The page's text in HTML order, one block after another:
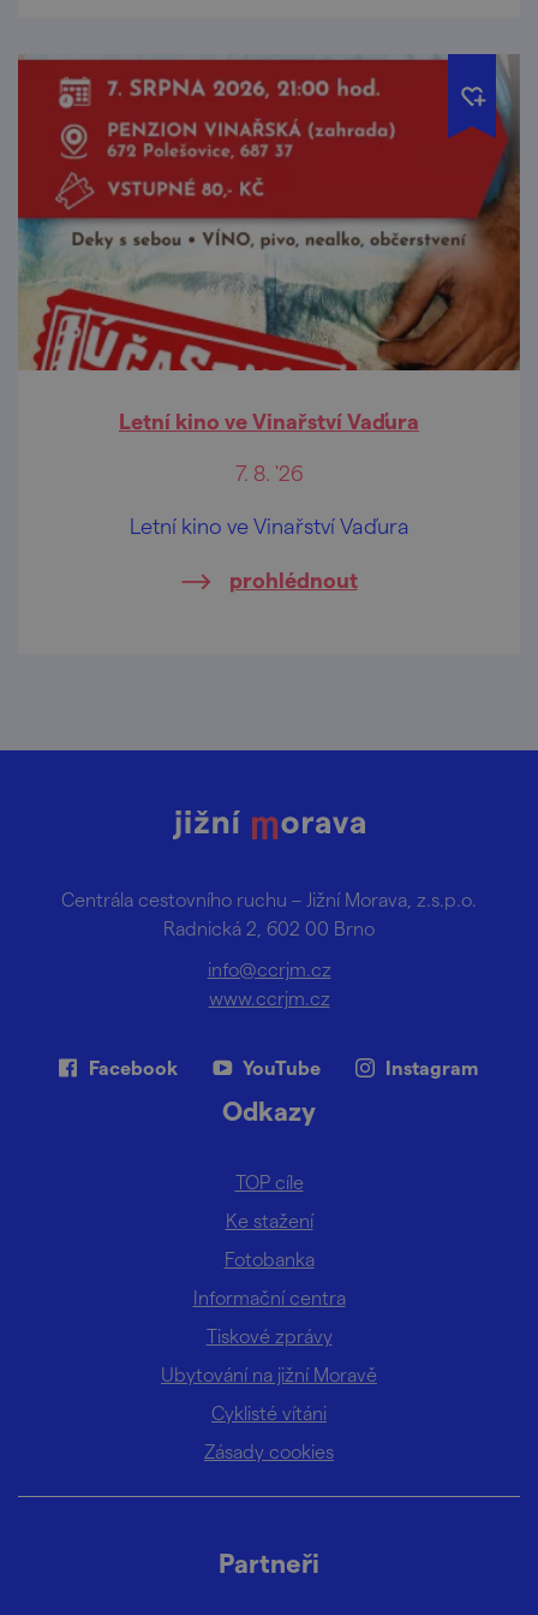
Letní kino ve Vinařství Vaďura
7. 8. '26
Letní kino ve Vinařství Vaďura
prohlédnout
Centrála cestovního ruchu – Jižní Morava, z.s.p.o.
Radnická 2, 602 00 Brno
info@ccrjm.cz
www.ccrjm.cz
Facebook YouTube Instagram
Odkazy
TOP cíle
Ke stažení
Fotobanka
Informační centra
Tiskové zprávy
Ubytování na jižní Moravě
Cyklisté vítáni
Zásady cookies
Partneři